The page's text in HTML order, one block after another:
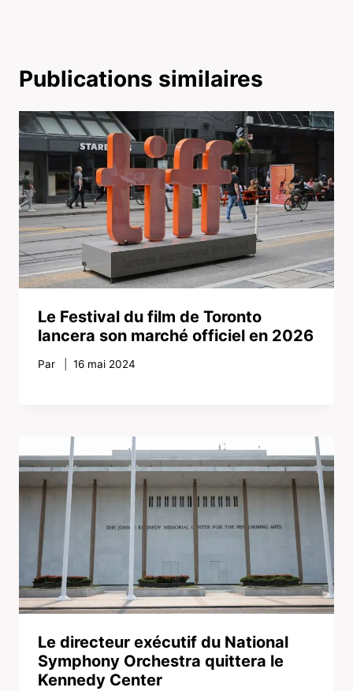
Publications similaires
Le Festival du film de Toronto
lancera son marché officiel en 2026
Par 16 mai 2024
Le directeur exécutif du National
Symphony Orchestra quittera le
Kennedy Center